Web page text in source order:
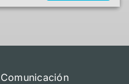
Comunicación